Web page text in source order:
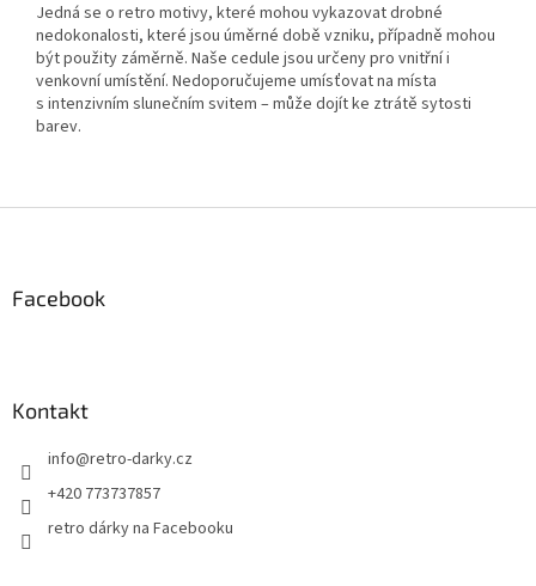
Jedná se o retro motivy, které mohou vykazovat drobné
nedokonalosti, které jsou úměrné době vzniku, případně mohou
být použity záměrně. Naše cedule jsou určeny pro vnitřní i
venkovní umístění. Nedoporučujeme umísťovat na místa
s intenzivním slunečním svitem – může dojít ke ztrátě sytosti
barev.
Facebook
Kontakt
info@retro-darky.cz
+420 773737857
retro dárky na Facebooku